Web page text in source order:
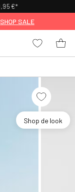
SHOP SALE
Shop de look